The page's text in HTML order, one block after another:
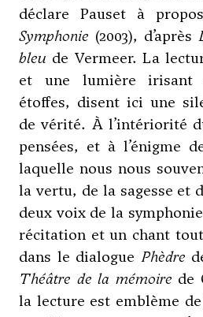
déclare Pauset à
Symphonie (2003), d’après
bleu de Vermeer. La
et une lumière irisant
étoffes, disent ici une
de vérité. À l’intériorité
pensées, et à l’énigme
laquelle nous nous
la vertu, de la sagesse et
deux voix de la
récitation et un chant
dans le dialogue Phèdre
Théâtre de la mémoire de
la lecture est emblème